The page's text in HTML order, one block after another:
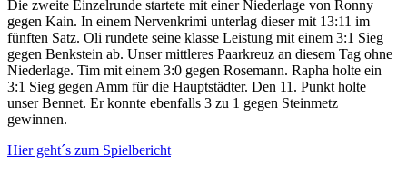
Die zweite Einzelrunde startete mit einer Niederlage von Ronny
gegen Kain. In einem Nervenkrimi unterlag dieser mit 13:11 im
fünften Satz. Oli rundete seine klasse Leistung mit einem 3:1 Sieg
gegen Benkstein ab. Unser mittleres Paarkreuz an diesem Tag ohne
Niederlage. Tim mit einem 3:0 gegen Rosemann. Rapha holte ein
3:1 Sieg gegen Amm für die Hauptstädter. Den 11. Punkt holte
unser Bennet. Er konnte ebenfalls 3 zu 1 gegen Steinmetz
gewinnen.
Hier geht´s zum Spielbericht